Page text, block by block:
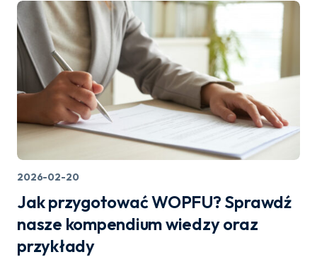
2026-02-20
Jak przygotować WOPFU? Sprawdź
nasze kompendium wiedzy oraz
przykłady